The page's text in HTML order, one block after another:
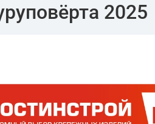
2025